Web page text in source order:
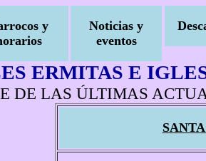
y
Noticias y
eventos
ERMITAS E
DE LAS ÚLTIMAS